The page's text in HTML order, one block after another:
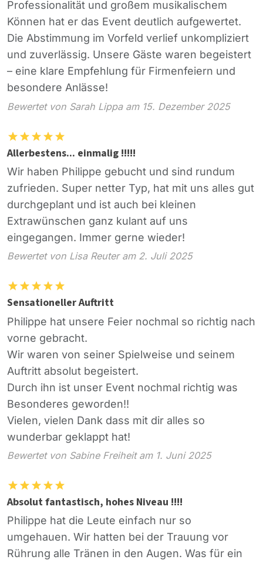
Professionalität und großem musikalischem
Können hat er das Event deutlich aufgewertet.
Die Abstimmung im Vorfeld verlief unkompliziert
und zuverlässig. Unsere Gäste waren begeistert
– eine klare Empfehlung für Firmenfeiern und
besondere Anlässe!
Bewertet von Sarah Lippa am 15. Dezember 2025
Allerbestens... einmalig !!!!!
Wir haben Philippe gebucht und sind rundum
zufrieden. Super netter Typ, hat mit uns alles gut
durchgeplant und ist auch bei kleinen
Extrawünschen ganz kulant auf uns
eingegangen. Immer gerne wieder!
Bewertet von Lisa Reuter am 2. Juli 2025
Sensationeller Auftritt
Philippe hat unsere Feier nochmal so richtig nach
vorne gebracht.
Wir waren von seiner Spielweise und seinem
Auftritt absolut begeistert.
Durch ihn ist unser Event nochmal richtig was
Besonderes geworden!!
Vielen, vielen Dank dass mit dir alles so
wunderbar geklappt hat!
Bewertet von Sabine Freiheit am 1. Juni 2025
Absolut fantastisch, hohes Niveau !!!!
Philippe hat die Leute einfach nur so
umgehauen. Wir hatten bei der Trauung vor
Rührung alle Tränen in den Augen. Was für ein